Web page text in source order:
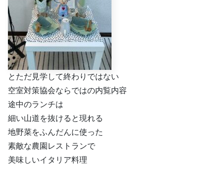
とただ見学して終わりではない
空室対策協会ならではの内覧内容
途中のランチは
細い山道を抜けると現れる
地野菜をふんだんに使った
素敵な農園レストランで
美味しいイタリア料理